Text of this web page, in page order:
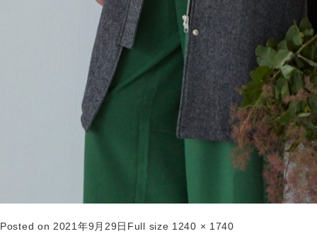
Posted on 2021年9月29日 Full size 1240 × 1740